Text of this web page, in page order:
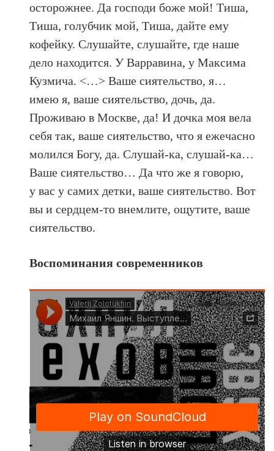
осторожнее. Да господи боже мой! Тиша,
Тиша, голубчик мой, Тиша, дайте ему
кофейку. Слушайте, слушайте, где наше
дело находится. У Варравина, у Максима
Кузмича. <…> Ваше сиятельство, я…
имею я, ваше сиятельство, дочь, да.
Проживаю в Москве, да! И дочка моя вела
себя так, ваше сиятельство, что я ежечасно
молился Богу, да. Слушай-ка, слушай-ка…
Ваше сиятельство… Да что же я говорю,
у вас у самих детки, ваше сиятельство. Вот
вы и сердцем-то внемлите, ощутите, ваше
сиятельство.
Воспоминания современников